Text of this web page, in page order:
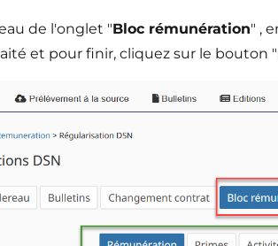
de l'onglet "Bloc rémunération" ,
et pour finir, cliquez sur le bouton "